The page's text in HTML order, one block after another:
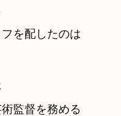
を配したのは
監督を務める